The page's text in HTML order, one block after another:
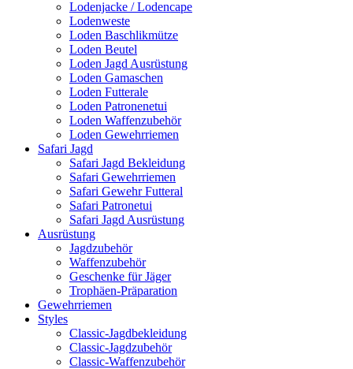
Lodenjacke / Lodencape
Lodenweste
Loden Baschlikmütze
Loden Beutel
Loden Jagd Ausrüstung
Loden Gamaschen
Loden Futterale
Loden Patronenetui
Loden Waffenzubehör
Loden Gewehrriemen
Safari Jagd
Safari Jagd Bekleidung
Safari Gewehrriemen
Safari Gewehr Futteral
Safari Patronetui
Safari Jagd Ausrüstung
Ausrüstung
Jagdzubehör
Waffenzubehör
Geschenke für Jäger
Trophäen-Präparation
Gewehrriemen
Styles
Classic-Jagdbekleidung
Classic-Jagdzubehör
Classic-Waffenzubehör